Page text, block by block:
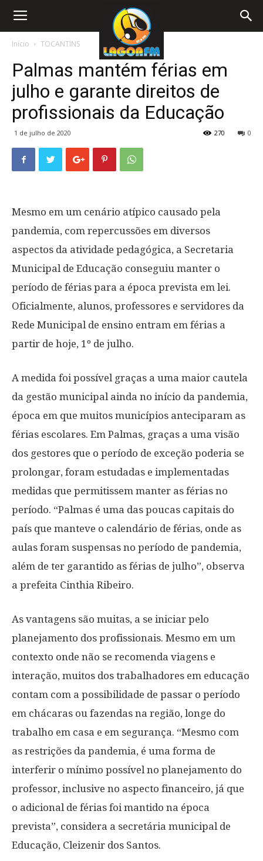
Início TOCANTINS
Palmas mantém férias em
julho e garante direitos de
profissionais da Educação
1 de julho de 2020 0
270
Mesmo em um cenário atípico causado pela
pandemia, com repercussões em diversos
aspectos da atividade pedagógica, a Secretaria
Municipal de Educação conseguiu manter o
período de férias para a época prevista em lei.
Oficialmente, alunos, professores e servidores da
Rede Municipal de ensino entram em férias a
partir de hoje, 1º de julho.
A medida foi possível graças a uma maior cautela
da gestão municipal ainda no início da pandemia,
época em que muitos municípios anteciparam as
férias escolares. Em Palmas, graças a uma visão
dos gestores que o período de exceção poderia se
prolongar, foram estudadas e implementadas
medidas que permitissem manter as férias no
período. “Palmas é uma das poucas capitais do
país que manteve o calendário de férias, onde as
aulas foram suspensas no período de pandemia,
além de ter garantido as férias de julho”, observa
a prefeita Cinthia Ribeiro.
As vantagens são muitas, a se iniciar pelo
planejamento dos profissionais. Mesmo em um
contexto onde não se recomenda viagens e
interação, muitos dos trabalhadores em educação
contam com a possibilidade de passar o período
em chácaras ou fazendas na região, longe do
trabalho em casa e em segurança. “Mesmo com
as restrições da pandemia, é uma forma de
interferir o mínimo possível no planejamento do
professor, inclusive no aspecto financeiro, já que
o adicional de férias foi mantido na época
prevista”, considera a secretária municipal de
Educação, Cleizenir dos Santos.